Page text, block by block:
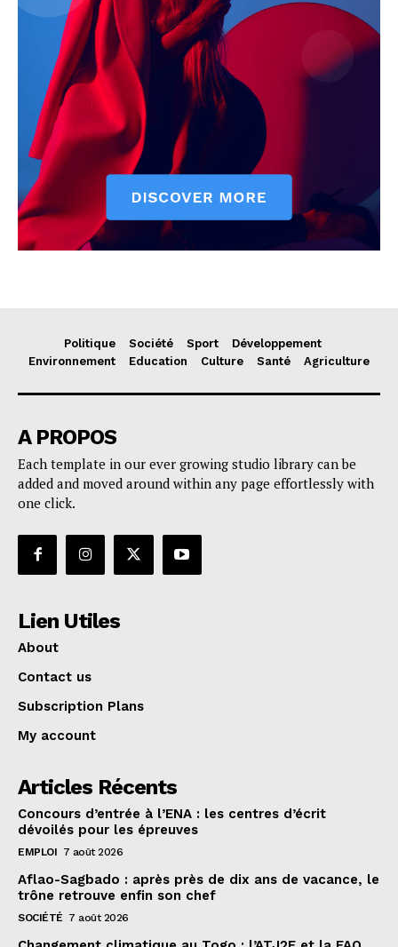
Politique Société Sport
Développement
Environnement
Education Culture Santé Agriculture
A PROPOS
Each template in our ever growing studio library can be
added and moved around within any page effortlessly with
one click.
Lien Utiles
About
Contact us
Subscription Plans
My account
Articles Récents
Concours d’entrée à l’ENA : les centres d’écrit
dévoilés pour les épreuves
EMPLOI 7 août 2026
Aflao-Sagbado : après près de dix ans de vacance, le
trône retrouve enfin son chef
SOCIÉTÉ 7 août 2026